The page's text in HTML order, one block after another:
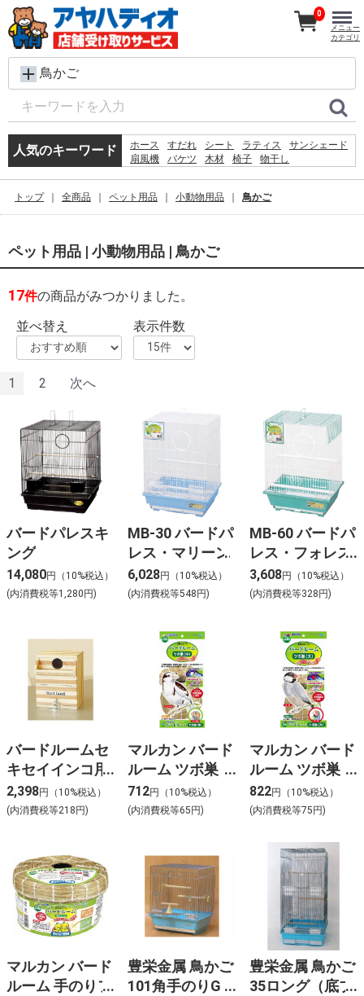
鳥かご
人気のキーワード ホース すだれ シート ラティス
サンシェード
扇風機
バケツ 木材 椅子
物干し
犬 ウェットティッシュ
空調服
0
メニュー
カテゴリ
トップ 全商品 ペット用品 小動物用品 鳥かご
ペット用品 | 小動物用品 | 鳥かご
17件の商品がみつかりました。
並べ替え
表示件数
1 2 次へ
バードパレスキ
ング
14,080円（10%税込）
(内消費税等1,280円)
MB-30 バードパ
レス・マリーン
6,028円（10%税込）
(内消費税等548円)
MB-60 バードパ
レス・フォレス
ト
3,608円（10%税込）
(内消費税等328円)
バードルームセ
キセイインコ用
HT－40
2,398円（10%税込）
(内消費税等218円)
マルカン バード
ルーム ツボ巣
中 MB－2
712円（10%税込）
(内消費税等65円)
マルカン バード
ルーム ツボ巣
大 MB－3
822円（10%税込）
(内消費税等75円)
マルカン バード
ルーム 手のりフ
豊栄金属 鳥かご
101角手のりG
豊栄金属 鳥かご
35ロング（底ブ